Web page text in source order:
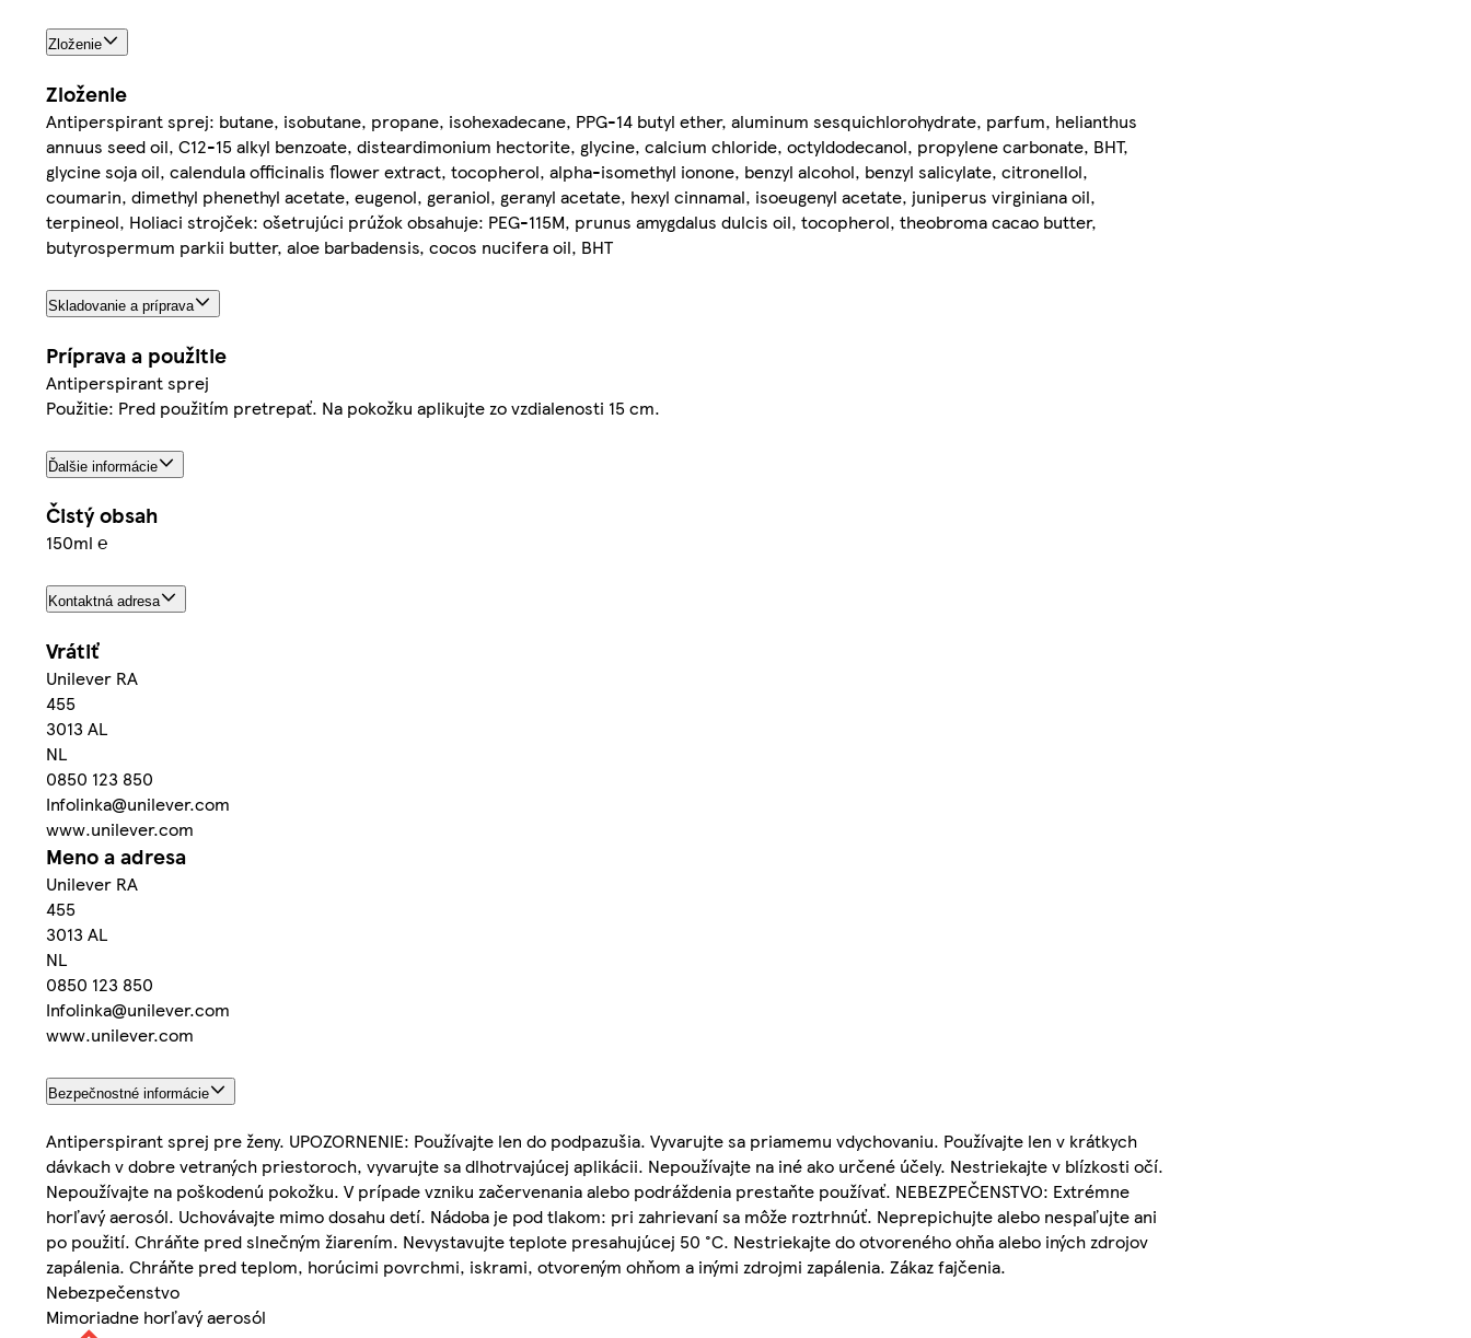
Zloženie
Zloženie
Antiperspirant sprej: butane, isobutane, propane, isohexadecane, PPG-14 butyl ether, aluminum sesquichlorohydrate, parfum, helianthus
annuus seed oil, C12-15 alkyl benzoate, disteardimonium hectorite, glycine, calcium chloride, octyldodecanol, propylene carbonate, BHT,
glycine soja oil, calendula officinalis flower extract, tocopherol, alpha-isomethyl ionone, benzyl alcohol, benzyl salicylate, citronellol,
coumarin, dimethyl phenethyl acetate, eugenol, geraniol, geranyl acetate, hexyl cinnamal, isoeugenyl acetate, juniperus virginiana oil,
terpineol, Holiaci strojček: ošetrujúci prúžok obsahuje: PEG-115M, prunus amygdalus dulcis oil, tocopherol, theobroma cacao butter,
butyrospermum parkii butter, aloe barbadensis, cocos nucifera oil, BHT
Skladovanie a príprava
Príprava a použitie
Antiperspirant sprej
Použitie: Pred použitím pretrepať. Na pokožku aplikujte zo vzdialenosti 15 cm.
Ďalšie informácie
Čistý obsah
150ml ℮
Kontaktná adresa
Vrátiť
Unilever RA
455
3013 AL
NL
0850 123 850
Infolinka@unilever.com
www.unilever.com
Meno a adresa
Unilever RA
455
3013 AL
NL
0850 123 850
Infolinka@unilever.com
www.unilever.com
Bezpečnostné informácie
Antiperspirant sprej pre ženy. UPOZORNENIE: Používajte len do podpazušia. Vyvarujte sa priamemu vdychovaniu. Používajte len v krátkych
dávkach v dobre vetraných priestoroch, vyvarujte sa dlhotrvajúcej aplikácii. Nepoužívajte na iné ako určené účely. Nestriekajte v blízkosti očí.
Nepoužívajte na poškodenú pokožku. V prípade vzniku začervenania alebo podráždenia prestaňte používať. NEBEZPEČENSTVO: Extrémne
horľavý aerosól. Uchovávajte mimo dosahu detí. Nádoba je pod tlakom: pri zahrievaní sa môže roztrhnúť. Neprepichujte alebo nespaľujte ani
po použití. Chráňte pred slnečným žiarením. Nevystavujte teplote presahujúcej 50 °C. Nestriekajte do otvoreného ohňa alebo iných zdrojov
zapálenia. Chráňte pred teplom, horúcimi povrchmi, iskrami, otvoreným ohňom a inými zdrojmi zapálenia. Zákaz fajčenia.
Nebezpečenstvo
Mimoriadne horľavý aerosól